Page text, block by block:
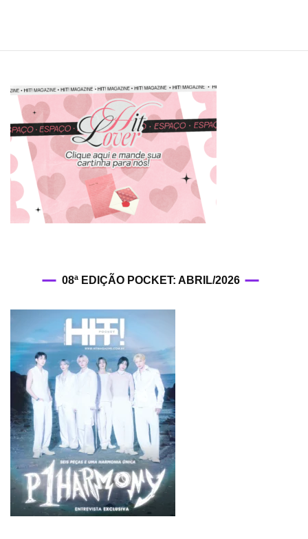
08ª EDIÇÃO POCKET: ABRIL/2026